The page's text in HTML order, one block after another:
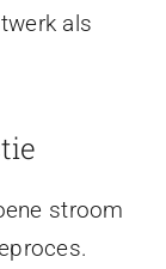
als
stroom